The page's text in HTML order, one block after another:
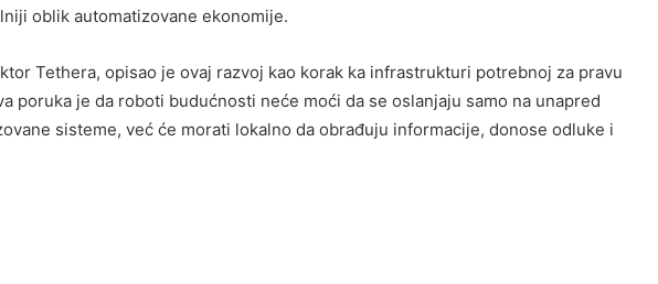
oblik automatizovane ekonomije.
Tethera, opisao je ovaj razvoj kao korak ka infrastrukturi potrebnoj za pravu
poruka je da roboti budućnosti neće moći da se oslanjaju samo na unapred
sisteme, već će morati lokalno da obrađuju informacije, donose odluke i